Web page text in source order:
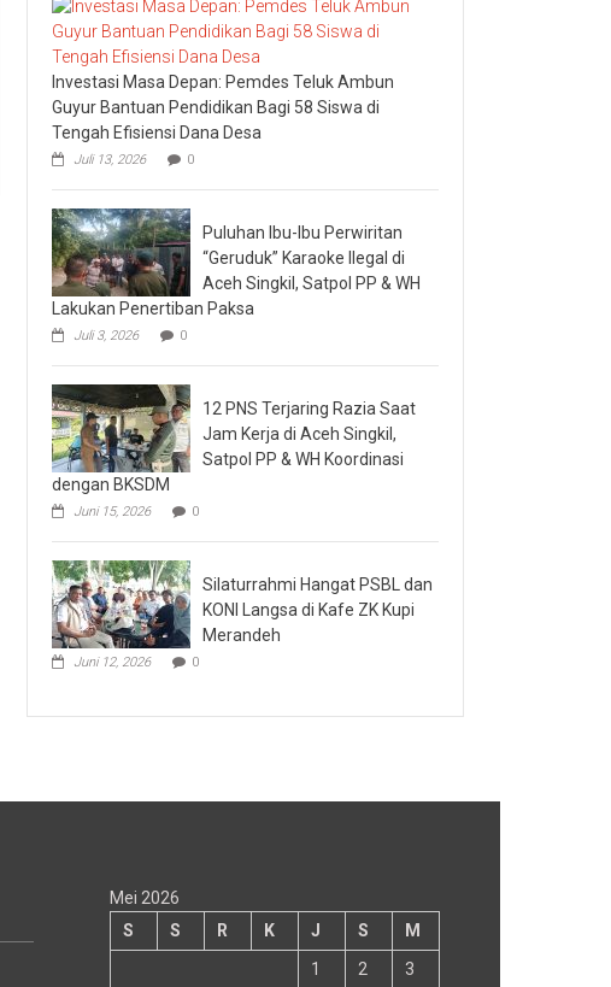
Investasi Masa Depan: Pemdes Teluk Ambun
Guyur Bantuan Pendidikan Bagi 58 Siswa di
Tengah Efisiensi Dana Desa
Juli 13, 2026 0
Puluhan Ibu-Ibu Perwiritan
“Geruduk” Karaoke Ilegal di
Aceh Singkil, Satpol PP & WH
Lakukan Penertiban Paksa
Juli 3, 2026 0
12 PNS Terjaring Razia Saat
Jam Kerja di Aceh Singkil,
Satpol PP & WH Koordinasi
dengan BKSDM
Juni 15, 2026 0
Silaturrahmi Hangat PSBL dan
KONI Langsa di Kafe ZK Kupi
Merandeh
Juni 12, 2026 0
Mei 2026
S
S R K J S
M
1
2 3